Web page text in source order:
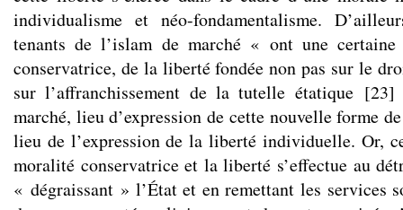
individualisme et néo-fondamentalisme.
tenants de l’islam de marché « ont une
conservatrice, de la liberté fondée non pas sur le
sur l’affranchissement de la tutelle étatique[23]
marché, lieu d’expression de cette nouvelle forme
lieu de l’expression de la liberté individuelle. Or,
moralité conservatrice et la liberté s’effectue au
« dégraissant » l’État et en remettant les services